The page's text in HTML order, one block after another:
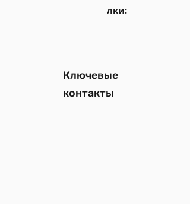
лки:
Ключевые
контакты